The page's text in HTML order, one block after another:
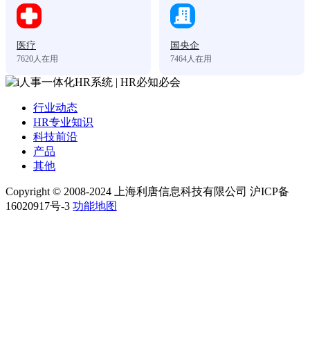
医疗
7620人在用
国央企
7464人在用
行业动态
HR专业知识
科技前沿
产品
其他
Copyright © 2008-2024 上海利唐信息科技有限公司 沪ICP备
16020917号-3 功能地图